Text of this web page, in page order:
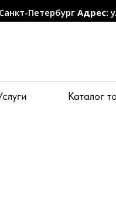
Санкт-Петербург Адрес:
Каталог